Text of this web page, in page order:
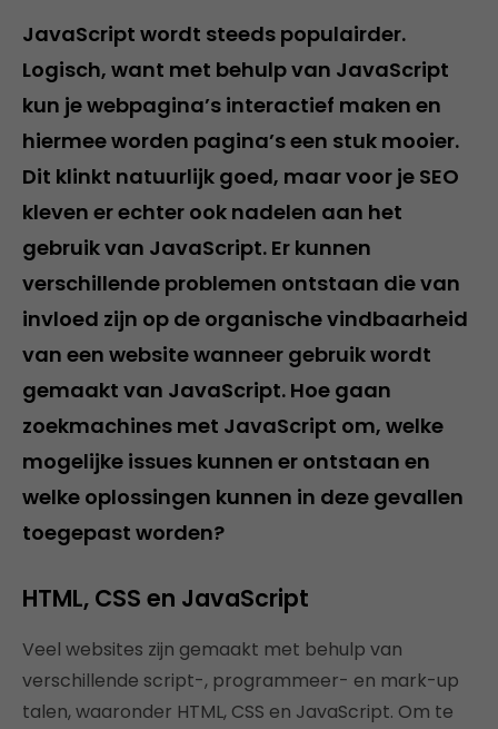
JavaScript wordt steeds populairder.
Logisch, want met behulp van JavaScript
kun je webpagina’s interactief maken en
hiermee worden pagina’s een stuk mooier.
Dit klinkt natuurlijk goed, maar voor je SEO
kleven er echter ook nadelen aan het
gebruik van JavaScript. Er kunnen
verschillende problemen ontstaan die van
invloed zijn op de organische vindbaarheid
van een website wanneer gebruik wordt
gemaakt van JavaScript. Hoe gaan
zoekmachines met JavaScript om, welke
mogelijke issues kunnen er ontstaan en
welke oplossingen kunnen in deze gevallen
toegepast worden?
HTML, CSS en JavaScript
Veel websites zijn gemaakt met behulp van
verschillende script-, programmeer- en mark-up
talen, waaronder HTML, CSS en JavaScript. Om te